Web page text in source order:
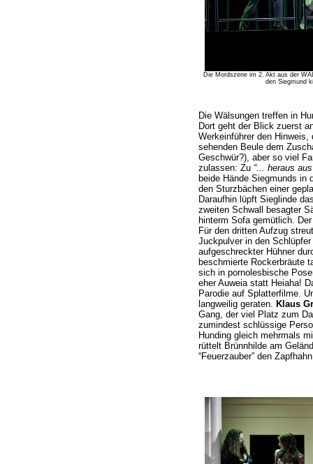
Die Mordszene im 2. Akt aus der
den Siegmund
Die Wälsungen treffen in
Dort geht der Blick zuerst
Werkeinführer den
sehenden Beule dem
Geschwür?), aber so viel
zulassen: Zu “... heraus
beide Hände Siegmunds in
den Sturzbächen einer
Daraufhin lüpft Sieglinde
zweiten Schwall besagter
hinterm Sofa gemütlich.
Für den dritten Aufzug
Juckpulver in den
aufgeschreckter Hühner
beschmierte Rockerbräute
sich in pornolesbische
eher Auweia statt Heiaha!
Parodie auf Splatterfilme.
langweilig geraten. Klaus
Gang, der viel Platz zum
zumindest schlüssige
Hunding gleich mehrmals
rüttelt Brünnhilde am
“Feuerzauber” den